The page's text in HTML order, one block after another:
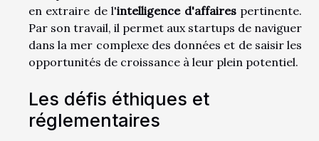
en extraire de l'intelligence d'affairespertinente.
Par son travail, il permet aux startups de naviguer
dans la mer complexe des données et de saisir les
opportunités de croissance à leur plein potentiel.
Les défis éthiques et
réglementaires